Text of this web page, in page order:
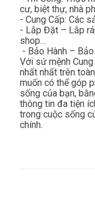
cư, biệt thự, nhà
- Cung Cấp: Các
- Lắp Đặt – Lắp
shop…
- Bảo Hành –
Với sứ mệnh
nhất nhất trên
muốn có thể góp
sống của bạn,
thông tin đa tiện
trong cuộc sống
chính.